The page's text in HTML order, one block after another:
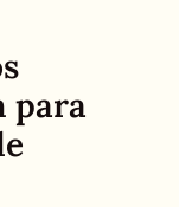
para